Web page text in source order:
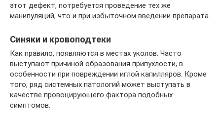
этот дефект, потребуется проведение тех же
манипуляций, что и при избыточном введении препарата.
Синяки и кровоподтеки
Как правило, появляются в местах уколов. Часто
выступают причиной образования припухлости, в
особенности при повреждении иглой капилляров. Кроме
того, ряд системных патологий может выступать в
качестве провоцирующего фактора подобных
симптомов.